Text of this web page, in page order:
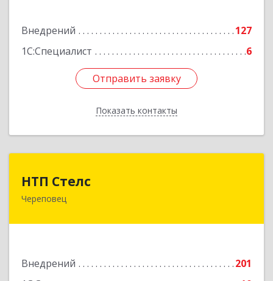
Внедрений
127
1С:Специалист
6
Отправить заявку
Показать контакты
Подробнее
Отправить заявку
Назад
НТП Стелс
Череповец
Внедрений
201
162512, Вологодская обл, Кадуйский р-н, Кадуй